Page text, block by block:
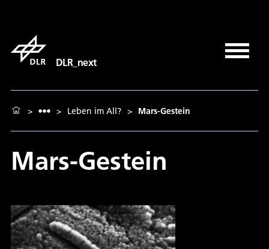
DLR_next
> > Leben im All? > Mars-Gestein
Mars-Gestein